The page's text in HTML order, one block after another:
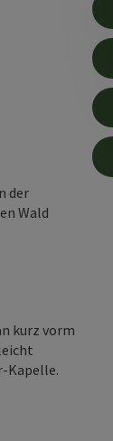
der
Wald
kurz vorm
Kapelle.